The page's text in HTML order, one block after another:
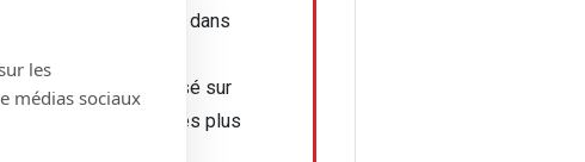
les
médias sociaux
en espèces dans
prévue sera versé sur
bancaire dans les plus